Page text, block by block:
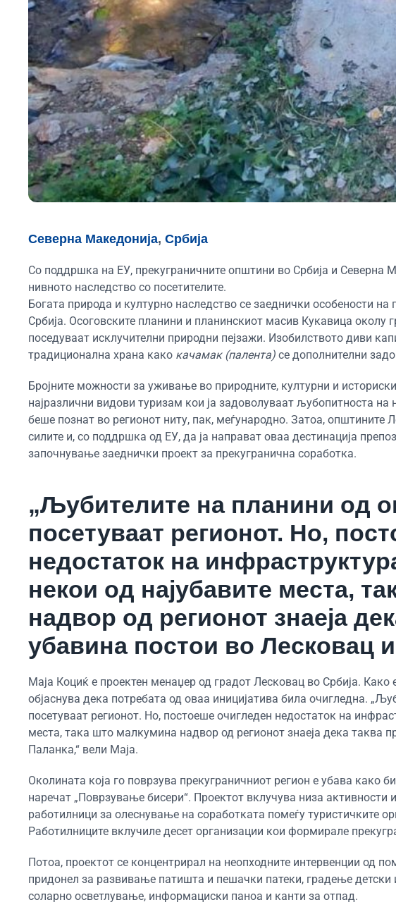
Северна Македонија, Србија
Со поддршка на ЕУ, прекуграничните општини во Србија и Северна
нивното наследство со посетителите.
Богата природа и културно наследство се заеднички особености
Србија. Осоговските планини и планинскиот масив Кукавица
поседуваат исклучителни природни пејзажи. Изобилството диви
традиционална храна како качамак (палента) се дополнителни
Бројните можности за уживање во природните, културни и
најразлични видови туризам кои ја задоволуваат љубопитноста на
беше познат во регионот ниту, пак, меѓународно. Затоа, општините
силите и, со поддршка од ЕУ, да ја направат оваа дестинација
започнување заеднички проект за прекугранична соработка.
„Љубителите на планини од
посетуваат регионот. Но,
недостаток на
некои од најубавите места,
надвор од регионот знаеја
убавина постои во Лесковац
Маја Коциќ е проектен менаџер од градот Лесковац во Србија.
објаснува дека потребата од оваа иницијатива била очигледна.
посетуваат регионот. Но, постоеше очигледен недостаток на
места, така што малкумина надвор од регионот знаеја дека таква
Паланка,“ вели Маја.
Околината која го поврзува прекуграничниот регион е убава како
наречат „Поврзување бисери“. Проектот вклучува низа активности
работилници за олеснување на соработката помеѓу туристичките
Работилниците вклучиле десет организации кои формирале
Потоа, проектот се концентрирал на неопходните интервенции од
придонел за развивање патишта и пешачки патеки, градење
соларно осветлување, информациски паноа и канти за отпад.